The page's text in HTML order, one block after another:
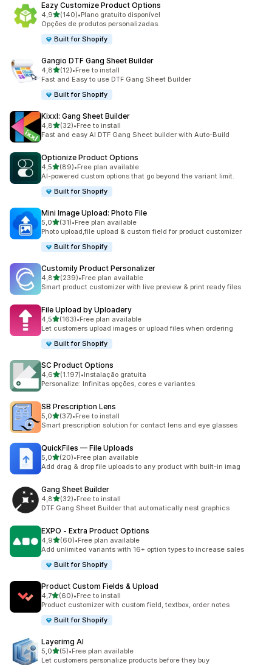
Eazy Customize Product Options
4,9de 5 estrelas
(140)
140 total de avaliações
•Plano gratuito disponível
Opções de produtos personalizadas.
Built for Shopify
Gangio DTF Gang Sheet Builder
4,8de 5 estrelas
(12)
12 total de avaliações
•Free to install
Fast and Easy to use DTF Gang Sheet Builder
Built for Shopify
Kixxl: Gang Sheet Builder
4,8de 5 estrelas
(32)
32 total de avaliações
•Free to install
Fast and easy AI DTF Gang Sheet builder with Auto-Build
Optionize Product Options
4,5de 5 estrelas
(89)
89 total de avaliações
•Free plan available
AI-powered custom options that go beyond the variant limit.
Built for Shopify
Mini Image Upload: Photo File
5,0de 5 estrelas
(31)
31 total de avaliações
•Free plan available
Photo upload,file upload & custom field for product customizer
Built for Shopify
Customily Product Personalizer
4,8de 5 estrelas
(239)
239 total de avaliações
•Free plan available
Smart product customizer with live preview & print ready files
File Upload by Uploadery
4,5de 5 estrelas
(163)
163 total de avaliações
•Free plan available
Let customers upload images or upload files when ordering
Built for Shopify
SC Product Options
4,6de 5 estrelas
(1.197)
1197 total de avaliações
•Instalação gratuita
Personalize: Infinitas opções, cores e variantes
SB Prescription Lens
5,0de 5 estrelas
(37)
37 total de avaliações
•Free to install
Smart prescription solution for contact lens and eye glasses
QuickFiles — File Uploads
5,0de 5 estrelas
(20)
20 total de avaliações
•Free plan available
Add drag & drop file uploads to any product with built-in imag
Gang Sheet Builder
4,8de 5 estrelas
(32)
32 total de avaliações
•Free to install
DTF Gang Sheet Builder that automatically nest graphics
EXPO ‑ Extra Product Options
4,9de 5 estrelas
(60)
60 total de avaliações
•Free plan available
Add unlimited variants with 16+ option types to increase sales
Built for Shopify
Product Custom Fields & Upload
4,7de 5 estrelas
(60)
60 total de avaliações
•Free to install
Product customizer with custom field, textbox, order notes
Built for Shopify
Layerimg AI
5,0de 5 estrelas
(5)
5 total de avaliações
•Free plan available
Let customers personalize products before they buy